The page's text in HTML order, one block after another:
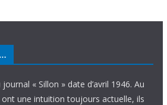
« Sillon » date d’avril 1946. Au
une intuition toujours actuelle, ils